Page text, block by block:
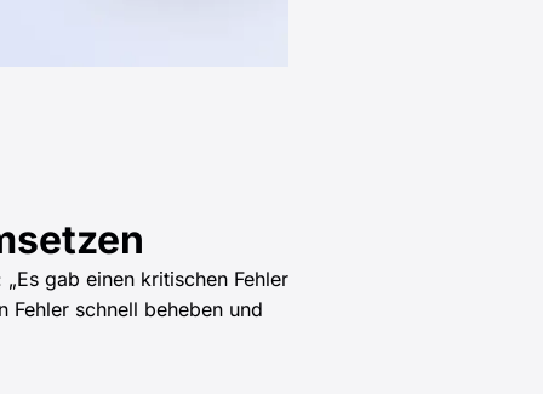
gab einen kritischen Fehler
Fehler schnell beheben und